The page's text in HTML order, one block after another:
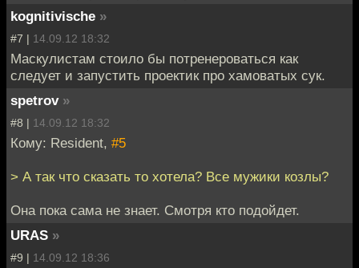
kognitivische »
#7 | 14.09.12 18:32
Маскулистам стоило бы потренероваться как
следует и запустить проектик про хамоватых сук.
spetrov »
#8 | 14.09.12 18:32
Кому: Resident, #5
> А так что сказать то хотела? Все мужики козлы?
Она пока сама не знает. Смотря кто подойдет.
URAS »
#9 | 14.09.12 18:36